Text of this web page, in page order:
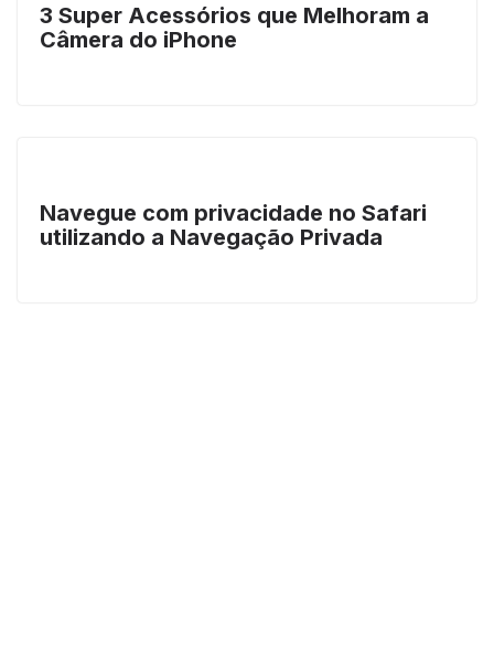
3 Super Acessórios que Melhoram a
Câmera do iPhone
Navegue com privacidade no Safari
utilizando a Navegação Privada